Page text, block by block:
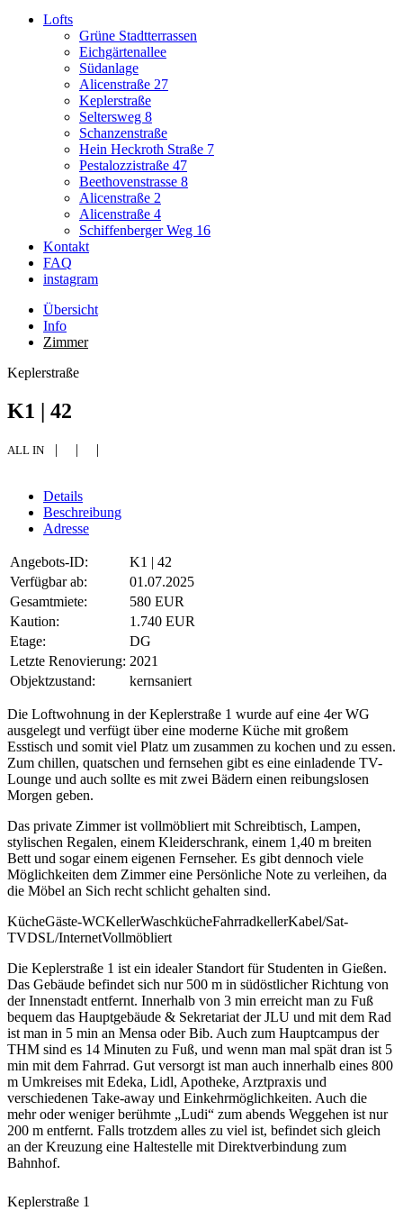
Lofts
Grüne Stadtterrassen
Eichgärtenallee
Südanlage
Alicenstraße 27
Keplerstraße
Seltersweg 8
Schanzenstraße
Hein Heckroth Straße 7
Pestalozzistraße 47
Beethovenstrasse 8
Alicenstraße 2
Alicenstraße 4
Schiffenberger Weg 16
Kontakt
FAQ
instagram
Übersicht
Info
Zimmer
Keplerstraße
K1 | 42
ALL IN | | |
Details
Beschreibung
Adresse
Angebots-ID:
K1 | 42
Verfügbar ab:
01.07.2025
Gesamtmiete:
580 EUR
Kaution:
1.740 EUR
Etage:
DG
Letzte Renovierung: 2021
Objektzustand:
kernsaniert
Die Loftwohnung in der Keplerstraße 1 wurde auf eine 4er WG
ausgelegt und verfügt über eine moderne Küche mit großem
Esstisch und somit viel Platz um zusammen zu kochen und zu essen.
Zum chillen, quatschen und fernsehen gibt es eine einladende TV-
Lounge und auch sollte es mit zwei Bädern einen reibungslosen
Morgen geben.
Das private Zimmer ist vollmöbliert mit Schreibtisch, Lampen,
stylischen Regalen, einem Kleiderschrank, einem 1,40 m breiten
Bett und sogar einem eigenen Fernseher. Es gibt dennoch viele
Möglichkeiten dem Zimmer eine Persönliche Note zu verleihen, da
die Möbel an Sich recht schlicht gehalten sind.
KücheGäste-WCKellerWaschkücheFahrradkellerKabel/Sat-
TVDSL/InternetVollmöbliert
Die Keplerstraße 1 ist ein idealer Standort für Studenten in Gießen.
Das Gebäude befindet sich nur 500 m in südöstlicher Richtung von
der Innenstadt entfernt. Innerhalb von 3 min erreicht man zu Fuß
bequem das Hauptgebäude & Sekretariat der JLU und mit dem Rad
ist man in 5 min an Mensa oder Bib. Auch zum Hauptcampus der
THM sind es 14 Minuten zu Fuß, und wenn man mal spät dran ist 5
min mit dem Fahrrad. Gut versorgt ist man auch innerhalb eines 800
m Umkreises mit Edeka, Lidl, Apotheke, Arztpraxis und
verschiedenen Take-away und Einkehrmöglichkeiten. Auch die
mehr oder weniger berühmte „Ludi“ zum abends Weggehen ist nur
200 m entfernt. Falls trotzdem alles zu viel ist, befindet sich gleich
an der Kreuzung eine Haltestelle mit Direktverbindung zum
Bahnhof.
Keplerstraße 1